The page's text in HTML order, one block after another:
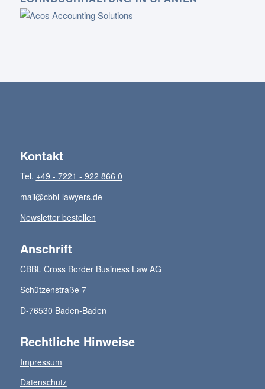
Kontakt
Tel. +49 - 7221 - 922 866 0
mail@cbbl-lawyers.de
Newsletter bestellen
Anschrift
CBBL Cross Border Business Law AG
Schützenstraße 7
D-76530 Baden-Baden
Rechtliche Hinweise
Impressum
Datenschutz